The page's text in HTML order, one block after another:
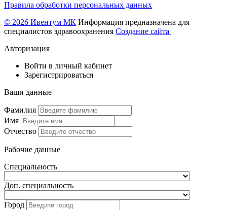
Правила обработки персональных данных
© 2026 Ивентум МК Информация предназначена для
специалистов здравоохранения Создание сайта
Авторизация
Войти в личный кабинет
Зарегистрироваться
Ваши данные
Фамилия
Имя
Отчество
Рабочие данные
Специальность
Доп. специальность
Город